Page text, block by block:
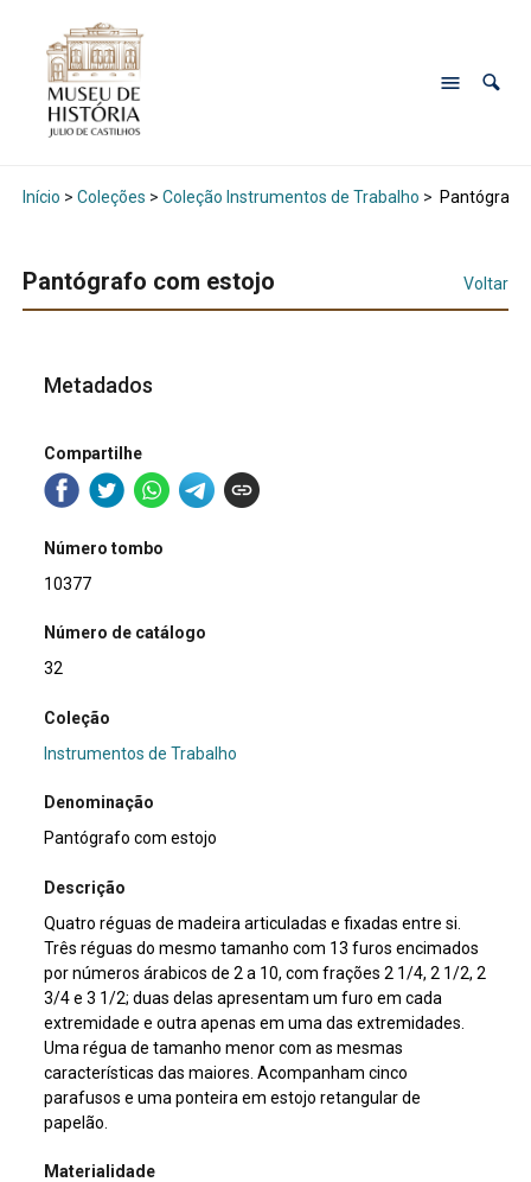
Início > Coleções > Coleção Instrumentos de Trabalho > Pantógrafo
Pantógrafo com estojo Voltar
Metadados
Compartilhe
Número tombo
10377
Número de catálogo
32
Coleção
Instrumentos de Trabalho
Denominação
Pantógrafo com estojo
Descrição
Quatro réguas de madeira articuladas e fixadas entre si.
Três réguas do mesmo tamanho com 13 furos encimados
por números árabicos de 2 a 10, com frações 2 1/4, 2 1/2, 2
3/4 e 3 1/2; duas delas apresentam um furo em cada
extremidade e outra apenas em uma das extremidades.
Uma régua de tamanho menor com as mesmas
características das maiores. Acompanham cinco
parafusos e uma ponteira em estojo retangular de
papelão.
Materialidade